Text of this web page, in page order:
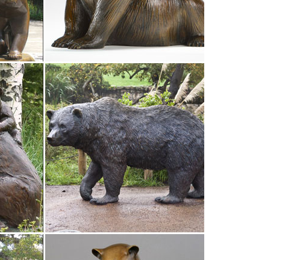
• Цена • Цена. Статуэтка Veronese "Гермес – бог
3. Выбор подарка 4. История покера 5. Ретро
и статуэтки. Статуэтка-шкатулка «Собака
«Терьер Фифи» – символ 2018 года.
важной скульптурой из Киклад, которая когда-либо
$ 3-5 млн было…
40 тысяч лет.Мы решили показать вам самые
водились в Техасе, это своеобразный символ Техаса